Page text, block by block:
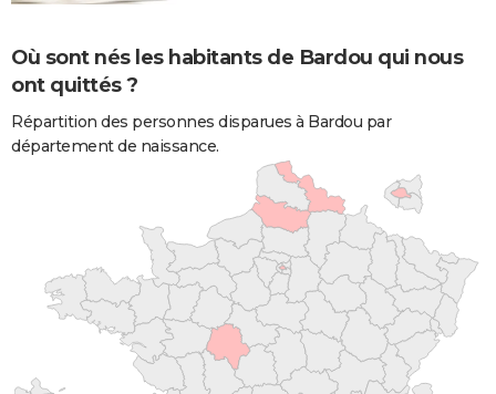
Où sont nés les habitants de Bardou qui nous
ont quittés ?
Répartition des personnes disparues à Bardou par
département de naissance.